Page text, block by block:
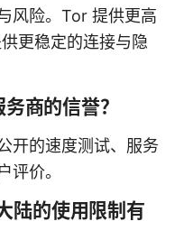
风险。Tor 提供更高
更稳定的连接与隐
商的信誉？
开的速度测试、服务
评价。
陆的使用限制有